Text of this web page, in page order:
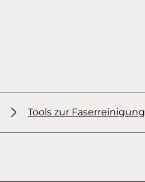
Tools zur Faserreinigung